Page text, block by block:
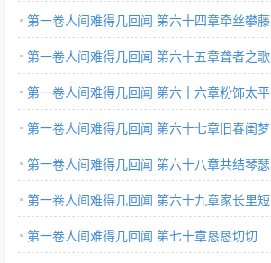
第一卷人间难得几回闻 第六十四章牵丝攀藤
第一卷人间难得几回闻 第六十五章聋者之歌
第一卷人间难得几回闻 第六十六章粉饰太平
第一卷人间难得几回闻 第六十七章旧春闺梦
第一卷人间难得几回闻 第六十八章共结琴瑟
第一卷人间难得几回闻 第六十九章家长里短
第一卷人间难得几回闻 第七十章恳恳切切